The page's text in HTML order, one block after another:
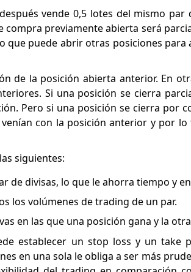
vende 0,5 lotes del mismo par
previamente abierta será
que puede abrir otras posiciones
de la posición abierta anterior. En
Si una posición se cierra
Pero si una posición se cierra por
con la posición anterior y por
siguientes:
de divisas, lo que le ahorra tiempo y
los volúmenes de trading de un par.
en las que una posición gana y la
establecer un stop loss y un take
en una sola le obliga a ser más